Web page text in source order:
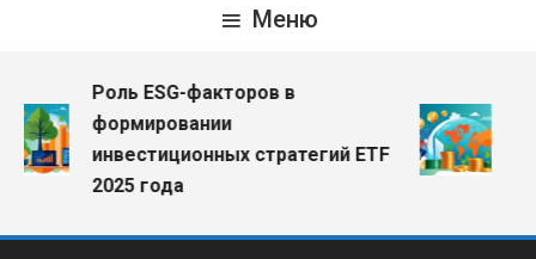
Меню
Роль ESG-факторов в
формировании
инвестиционных стратегий ETF
2025 года